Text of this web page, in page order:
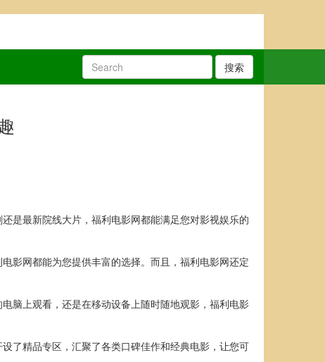
搜索
是最新院线大片，福利电影网都能满足您对影视娱乐的
影网都能为您提供丰富的选择。而且，福利电影网还定
脑上观看，还是在移动设备上随时随地观影，福利电影
了精品专区，汇聚了各类口碑佳作和经典电影，让您可